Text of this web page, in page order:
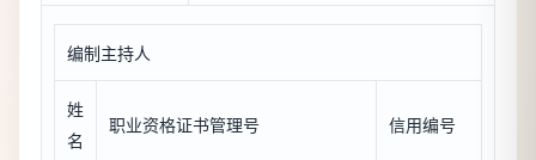
编制主持人
姓
名
职业资格证书管理号 信用编号